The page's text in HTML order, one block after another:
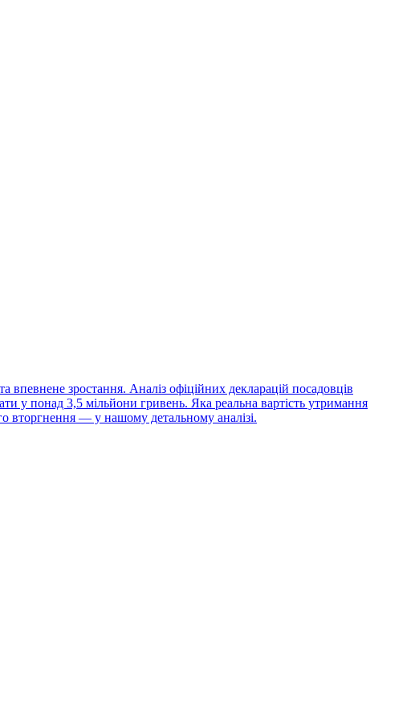
впевнене зростання. Аналіз офіційних декларацій посадовців
у понад 3,5 мільйони гривень. Яка реальна вартість утримання
вторгнення — у нашому детальному аналізі.